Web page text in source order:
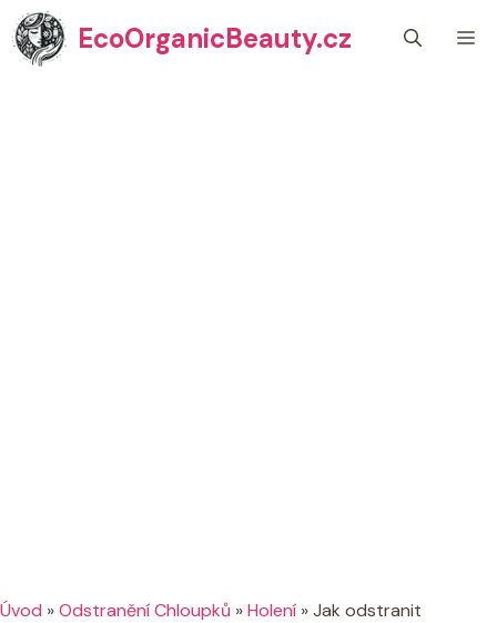
Přeskočit
na
obsah
EcoOrganicBeauty.cz
Úvod »Odstranění Chloupků »Holení »Jak odstranit